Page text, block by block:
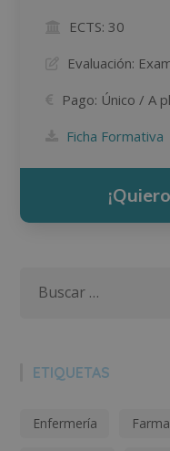
ECTS: 30
Evaluación:
Pago: Único / A
Ficha Formativa
ETIQUETAS
Enfermería